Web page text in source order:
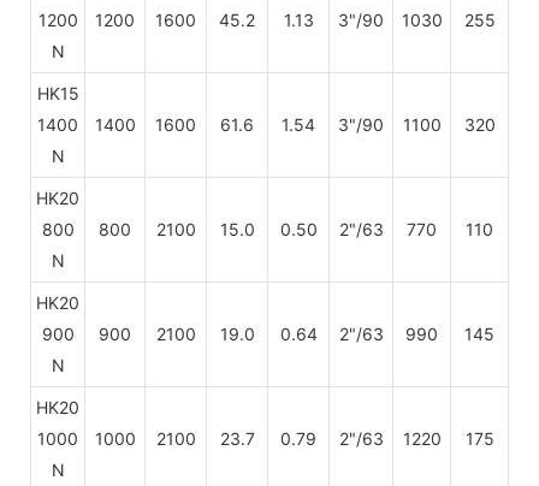
1200
N
1200 1600 45.2 1.13 3"/90 1030 255
HK15
1400
N
1400 1600 61.6 1.54 3"/90 1100 320
HK20
800
N
800 2100 15.0 0.50 2"/63 770 110
HK20
900
N
900 2100 19.0 0.64 2"/63 990 145
HK20
1000
N
1000 2100 23.7 0.79 2"/63 1220 175